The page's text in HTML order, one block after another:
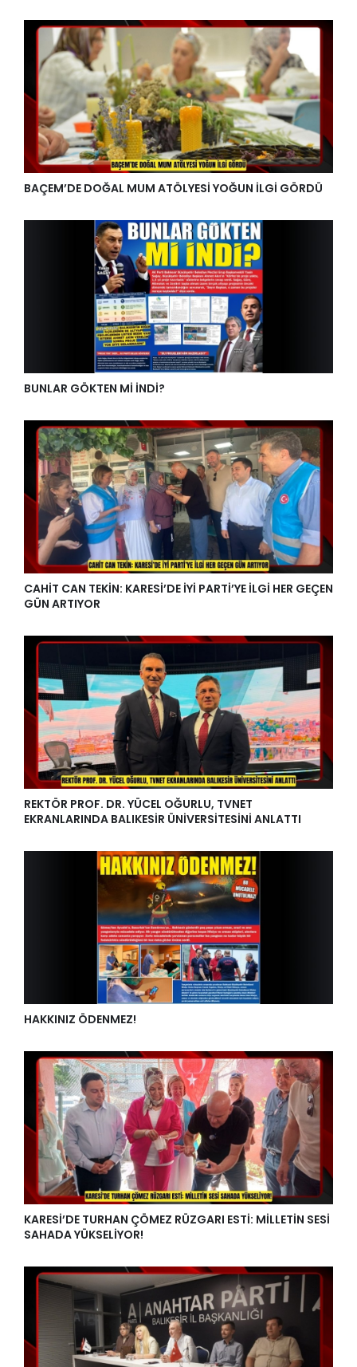
BAÇEM’DE DOĞAL MUM ATÖLYESİ YOĞUN İLGİ GÖRDÜ
BUNLAR GÖKTEN Mİ İNDİ?
CAHİT CAN TEKİN: KARESİ’DE İYİ PARTİ’YE İLGİ HER GEÇEN
GÜN ARTIYOR
REKTÖR PROF. DR. YÜCEL OĞURLU, TVNET
EKRANLARINDA BALIKESİR ÜNİVERSİTESİNİ ANLATTI
HAKKINIZ ÖDENMEZ!
KARESİ’DE TURHAN ÇÖMEZ RÜZGARI ESTİ: MİLLETİN SESİ
SAHADA YÜKSELİYOR!